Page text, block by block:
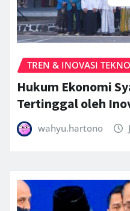
TREN & INOVASI
Hukum Ekonomi
Tertinggal oleh
wahyu.hartono